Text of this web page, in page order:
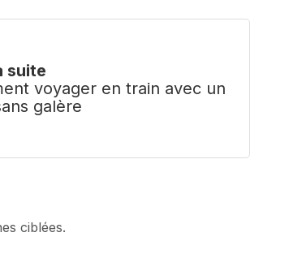
suite
voyager en train avec un
galère
ciblées.